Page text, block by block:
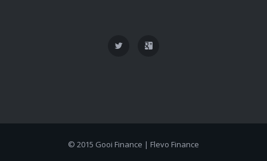
© 2015 Gooi Finance | Flevo Finance